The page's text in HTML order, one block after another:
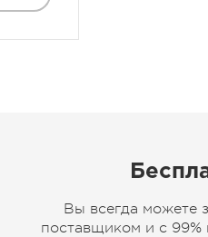
Вы всегда можете
поставщиком и с 99%